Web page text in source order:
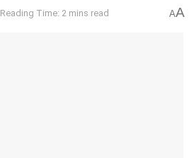
Reading Time: 2 mins read AA